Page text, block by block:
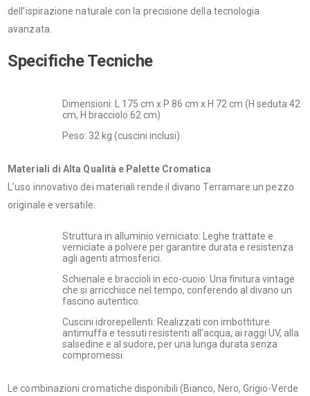
dell’ispirazione naturale con la precisione della tecnologia
avanzata.
Specifiche Tecniche
Dimensioni: L 175 cm x P 86 cm x H 72 cm (H seduta 42
cm, H bracciolo 62 cm)
Peso: 32 kg (cuscini inclusi)
Materiali di Alta Qualità e Palette Cromatica
L’uso innovativo dei materiali rende il divano Terramare un pezzo
originale e versatile:
Struttura in alluminio verniciato: Leghe trattate e
verniciate a polvere per garantire durata e resistenza
agli agenti atmosferici.
Schienale e braccioli in eco-cuoio: Una finitura vintage
che si arricchisce nel tempo, conferendo al divano un
fascino autentico.
Cuscini idrorepellenti: Realizzati con imbottiture
antimuffa e tessuti resistenti all’acqua, ai raggi UV, alla
salsedine e al sudore, per una lunga durata senza
compromessi.
Le combinazioni cromatiche disponibili (Bianco, Nero, Grigio-Verde